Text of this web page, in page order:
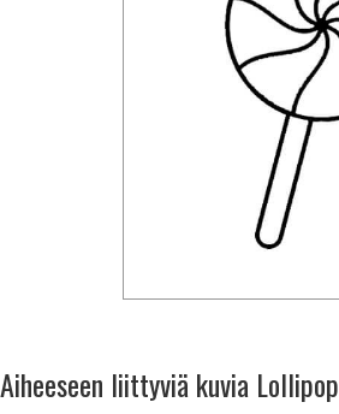
Aiheeseen liittyviä kuvia Lollipop